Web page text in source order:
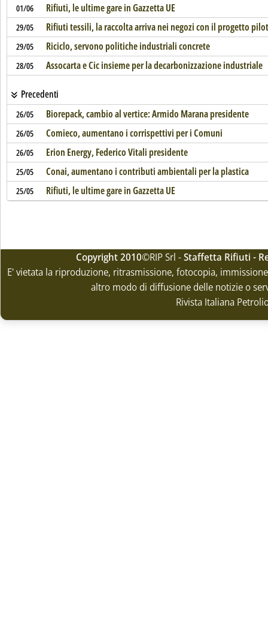
01/06 Rifiuti, le ultime gare in Gazzetta UE
29/05 Rifiuti tessili, la raccolta arriva nei negozi con il progetto
29/05 Riciclo, servono politiche industriali concrete
28/05 Assocarta e Cic insieme per la decarbonizzazione industriale
Precedenti
26/05 Biorepack, cambio al vertice: Armido Marana presidente
26/05 Comieco, aumentano i corrispettivi per i Comuni
26/05 Erion Energy, Federico Vitali presidente
25/05 Conai, aumentano i contributi ambientali per la plastica
25/05 Rifiuti, le ultime gare in Gazzetta UE
Copyright 2010©RIP Srl -Staffetta Rifiuti -
E' vietata la riproduzione, ritrasmissione, fotocopia,
altro modo di diffusione delle notizie o
Rivista Italiana